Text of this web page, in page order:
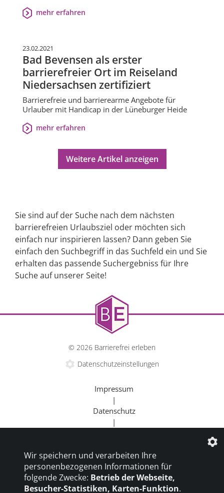
mehr erfahren
23.02.2021
Bad Bevensen als erster
barrierefreier Ort im Reiseland
Niedersachsen zertifiziert
Barrierefreie und barrierearme Angebote für
Urlauber mit Handicap in der Lüneburger Heide
mehr erfahren
Weitere Artikel anzeigen
Sie sind auf der Suche nach dem nächsten
barrierefreien Urlaubsziel oder möchten sich
einfach nur inspirieren lassen? Dann geben Sie
einfach den Suchbegriff in das Suchfeld ein und Sie
erhalten das passende Suchergebniss für Ihre
Suche auf unserer Seite!
© 2026 Barrierefrei erleben
Datenschutzeinstellungen
Impressum
|
Datenschutz
|
Beratung
|
Goldener Rollstuhl
|
Wir speichern und verarbeiten Ihre
personenbezogenen Informationen für
folgende Zwecke: Betrieb der Webseite,
Besucher-Statistiken, Karten-Funktion.